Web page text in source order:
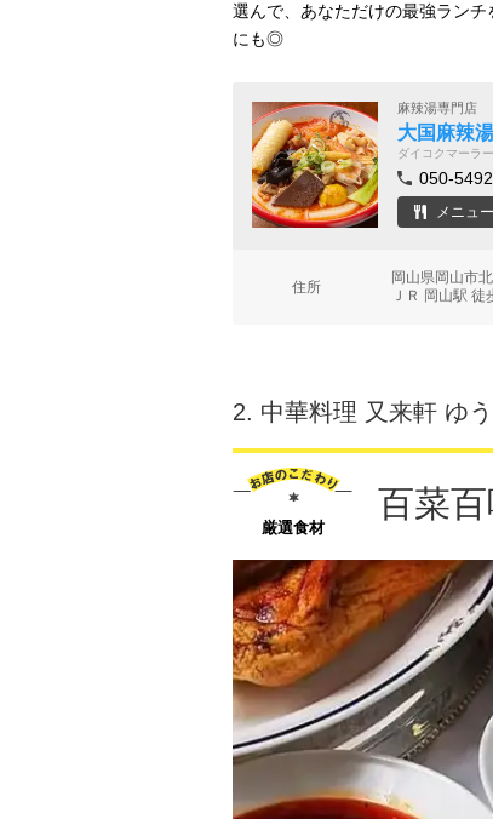
選んで、あなただけの最強ラン
にも◎
麻辣湯専門店
大国麻辣
ダイコクマーラ
050-
メニュ
住所
岡山県岡山市
ＪＲ 岡山駅 徒
2. 中華料理 又来軒 ゆ
厳選食材
百菜